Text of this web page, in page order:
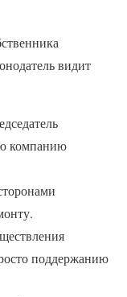
видит
компанию
поддержанию